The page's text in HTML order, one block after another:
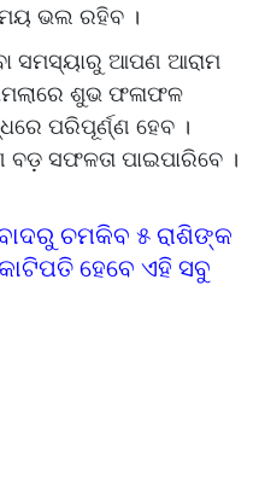
ଭଲ ରହିବ ।
ସମସ୍ୟାରୁ ଆପଣ ଆରାମ
ଶୁଭ ଫଳାଫଳ
ପରିପୂର୍ଣ୍ଣ ହେବ ।
ସଫଳତା ପାଇପାରିବେ ।
ଚମକିବ ୫ ରାଶିଙ୍କ
ହେବେ ଏହି ସବୁ